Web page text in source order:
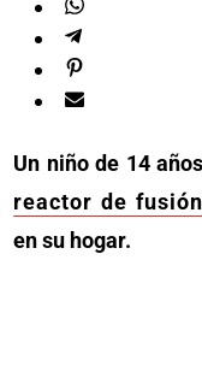
Un niño de 14
reactor de
en su hogar.